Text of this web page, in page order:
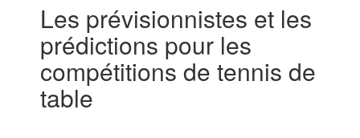
Les prévisionnistes et les
prédictions pour les
compétitions de tennis de
table